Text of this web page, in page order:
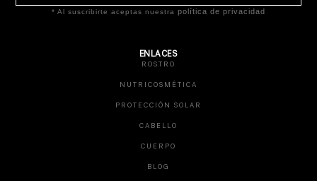
* Al suscribirte aceptas nuestra política de privacidad
ENLACES
ROSTRO
NUTRICOSMÉTICA
PROTECCIÓN SOLAR
CABELLO
CUERPO
BLOG